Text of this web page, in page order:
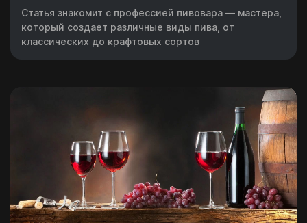
Статья знакомит с профессией пивовара — мастера,
который создает различные виды пива, от
классических до крафтовых сортов